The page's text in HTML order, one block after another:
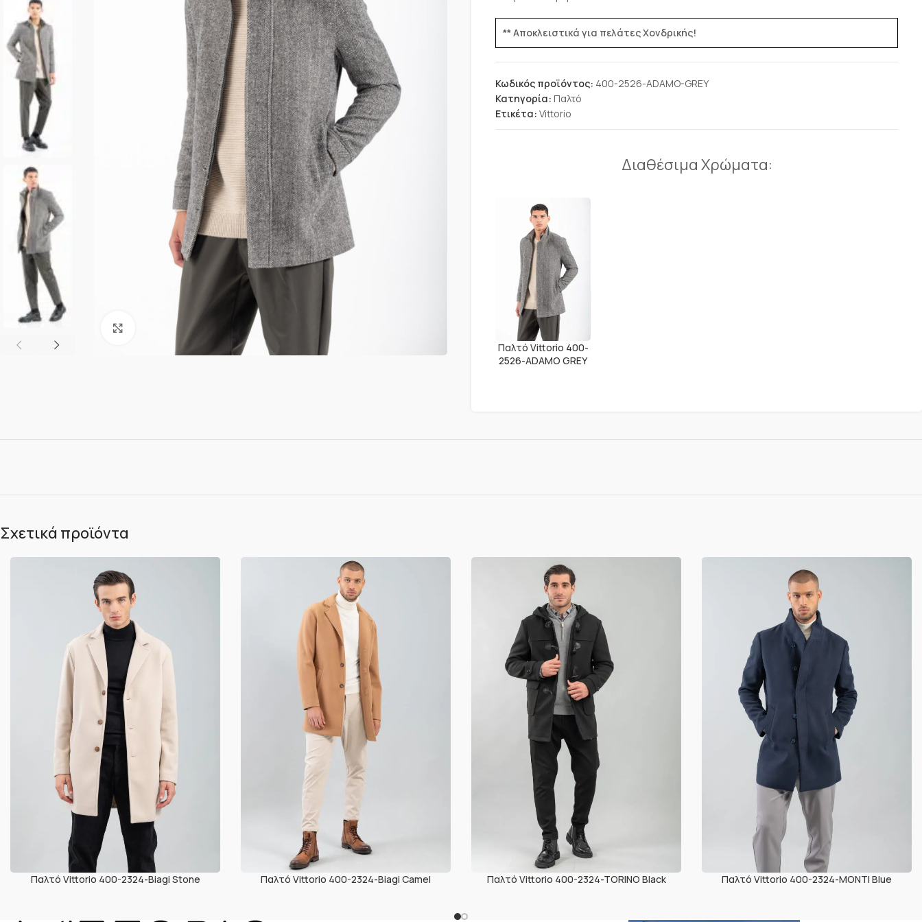
Κλικ για μεγέθυνση
** Αποκλειστικά για πελάτες Χονδρικής!
Κωδικός προϊόντος: 400-2526-ADAMO-GREY
Κατηγορία: Παλτό
Ετικέτα: Vittorio
Διαθέσιμα Χρώματα:
Παλτό Vittorio 400-
2526-ADAMO GREY
Σχετικά προϊόντα
Παλτό Vittorio 400-2324-Biagi Stone Παλτό Vittorio 400-2324-Biagi Camel Παλτό Vittorio 400-2324-TORINO Black Παλτό Vittorio 400-2324-MONTI Blue